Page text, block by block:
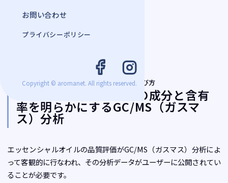
お問い合わせ
プライバシーポリシー
Copyright © aromanet. All rights reserved.
品質の確かなエッセンシャルオイルの選び方
エッセンシャルオイルの成分と含有
率を明らかにするGC/MS（ガスマ
ス）分析
エッセンシャルオイルの品質評価がGC/MS（ガスマス）分析によ
って客観的に行なわれ、その分析データがユーザーに公開されてい
ることが必要です。